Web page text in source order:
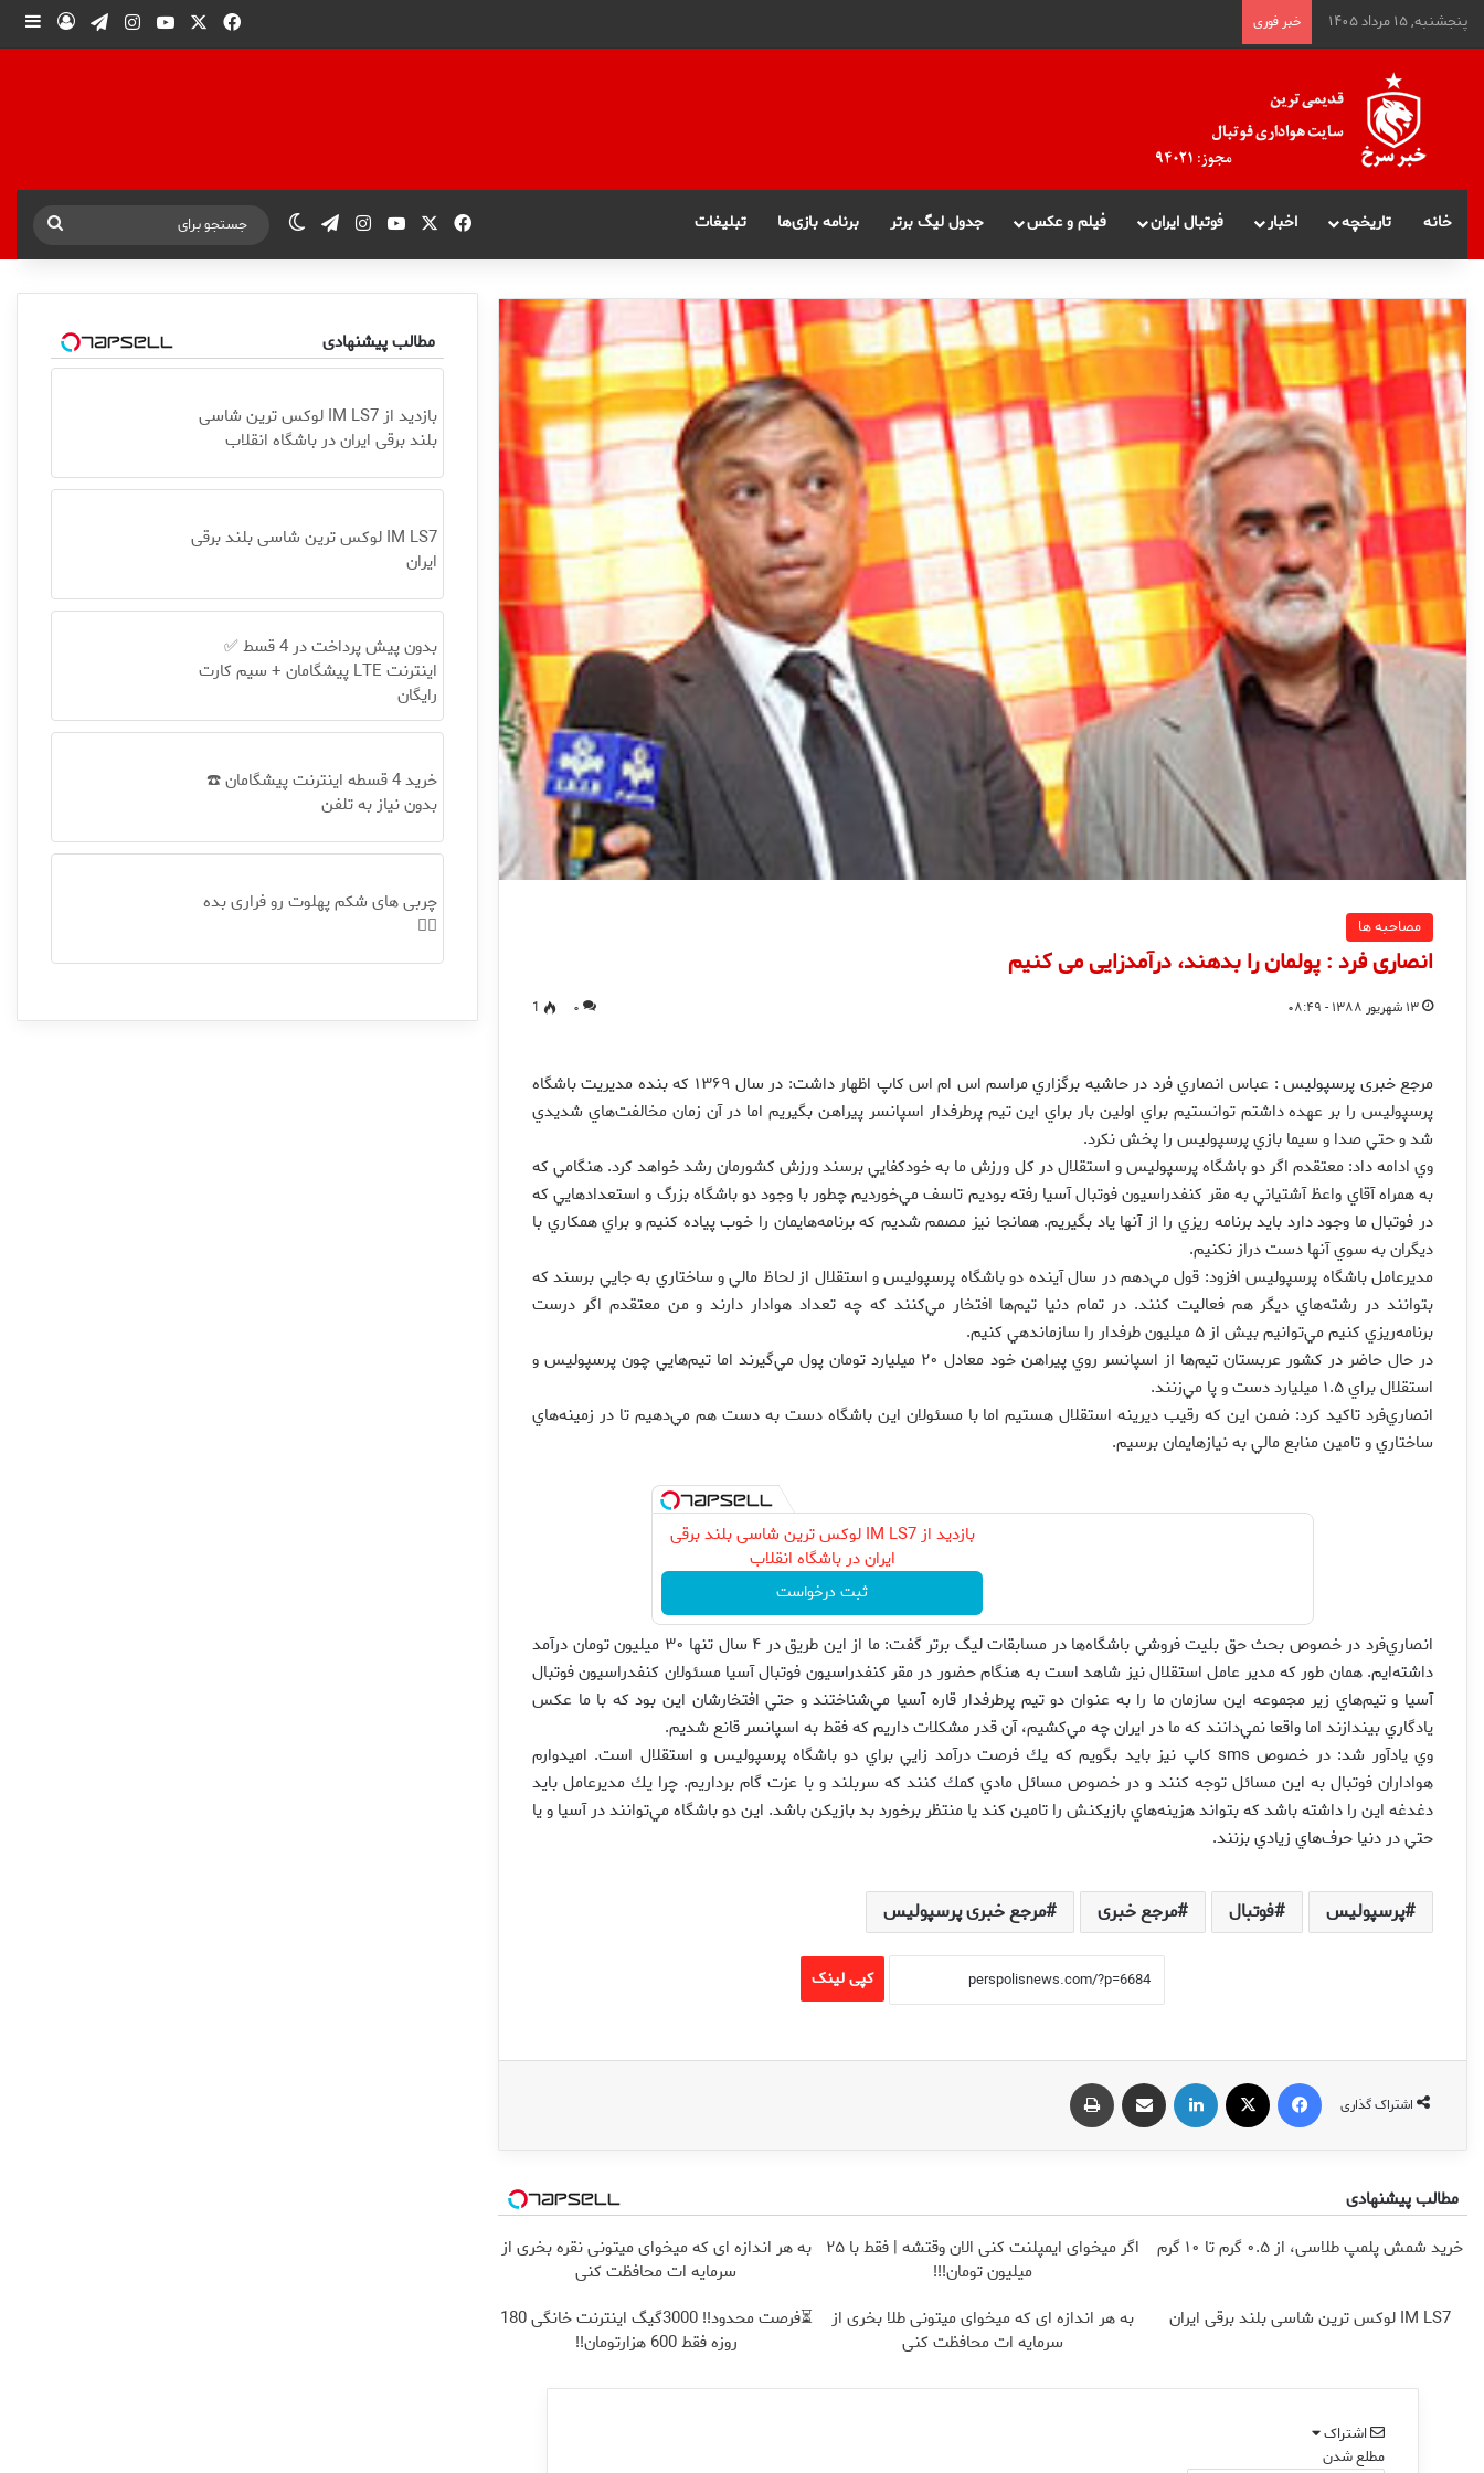
پنجشنبه, ۱۵ مرداد ۱۴۰۵ خبر فوری فیس بوکیوتیوباینستاگرام
تلگرامورود
خانه تاریخچه اخبار فوتبال ایران فیلم و عکس جدول لیگ برتر برنامه بازی‌ها تبلیغات فیس بوکیوتیوباینستاگرام
تلگرامتغییر پوسته
جستجو
برای
مصاحبه ها
انصاری فرد : پولمان را بدهند، درآمدزایی می کنیم
۱۳ شهریور ۱۳۸۸ - ۰۸:۴۹ ۰ 1
مرجع خبری پرسپولیس :
عباس انصاري فرد در حاشيه برگزاري مراسم اس ام اس كاپ اظهار داشت: در سال ۱۳۶۹ كه بنده مديريت باشگاه
پرسپوليس را بر عهده داشتم توانستيم براي اولين بار براي اين تيم پرطرفدار اسپانسر پيراهن بگيريم اما در آن زمان مخالفت‌هاي شديدي
شد و حتي صدا و سيما بازي پرسپوليس را پخش نكرد.
وي ادامه داد: معتقدم اگر دو باشگاه پرسپوليس و استقلال در كل ورزش ما به خودكفايي برسند ورزش كشورمان رشد خواهد كرد. هنگامي كه
به همراه آقاي واعظ آشتياني به مقر كنفدراسيون فوتبال آسيا رفته بوديم تاسف مي‌خورديم چطور با وجود دو باشگاه بزرگ و استعدادهايي كه
در فوتبال ما وجود دارد بايد برنامه ريزي را از آنها ياد بگيريم. همانجا نيز مصمم شديم كه برنامه‌هايمان را خوب پياده كنيم و براي همكاري با
ديگران به سوي آنها دست دراز نكنيم.
مديرعامل باشگاه پرسپوليس افزود: قول مي‌دهم در سال آينده دو باشگاه پرسپوليس و استقلال از لحاظ مالي و ساختاري به جايي برسند كه
بتوانند در رشته‌هاي ديگر هم فعاليت كنند. در تمام دنيا تيم‌ها افتخار مي‌كنند كه چه تعداد هوادار دارند و من معتقدم اگر درست
برنامه‌ريزي كنيم مي‌توانيم بيش از ۵ ميليون طرفدار را سازماندهي كنيم.
در حال حاضر در كشور عربستان تيم‌ها از اسپانسر روي پيراهن خود معادل ۲۰ ميليارد تومان پول مي‌گيرند اما تيم‌هايي چون پرسپوليس و
استقلال براي ۱.۵ ميليارد دست و پا مي‌زنند.
انصاري‌فرد تاكيد كرد: ضمن اين كه رقيب ديرينه استقلال هستيم اما با مسئولان اين باشگاه دست به دست هم مي‌دهيم تا در زمينه‌هاي
ساختاري و تامين منابع مالي به نيازهايمان برسيم.
بازدید از IM LS7 لوکس ترین شاسی بلند برقی
ایران در باشگاه انقلاب
ثبت درخواست
انصاري‌فرد در خصوص بحث حق بليت فروشي باشگاه‌ها در مسابقات ليگ برتر گفت: ما از اين طريق در ۴ سال تنها ۳۰ ميليون تومان درآمد
داشته‌ايم. همان طور كه مدير عامل استقلال نيز شاهد است به هنگام حضور در مقر كنفدراسيون فوتبال آسيا مسئولان كنفدراسيون فوتبال
آسيا و تيم‌هاي زير مجموعه اين سازمان ما را به عنوان دو تيم پرطرفدار قاره آسيا مي‌شناختند و حتي افتخارشان اين بود كه با ما عكس
يادگاري بيندازند اما واقعا نمي‌دانند كه ما در ايران چه مي‌كشيم، آن قدر مشكلات داريم كه فقط به اسپانسر قانع شديم.
وي يادآور شد: در خصوص sms كاپ نيز بايد بگويم كه يك فرصت درآمد زايي براي دو باشگاه پرسپوليس و استقلال است. اميدوارم
هواداران فوتبال به اين مسائل توجه كنند و در خصوص مسائل مادي كمك كنند كه سربلند و با عزت گام برداريم. چرا يك مديرعامل بايد
دغدغه اين را داشته باشد كه بتواند هزينه‌هاي بازيكنش را تامين كند يا منتظر برخورد بد بازيكن باشد. اين دو باشگاه مي‌توانند در آسيا و يا
حتي در دنيا حرف‌هاي زيادي بزنند.
پرسپولیس فوتبال مرجع خبری مرجع خبری پرسپولیس
کپی لینک
اشتراک گذاری
فیس بوک لینکدین اشتراک گذاری از طریق ایمیل
مطالب پیشنهادی
خرید شمش پلمپ طلاسی، از ۰.۵ گرم تا ۱۰ گرم
اگر میخوای ایمپلنت کنی الان وقتشه | فقط با ۲۵
میلیون تومان!!!
به هر اندازه ای که میخوای میتونی نقره بخری از
سرمایه ات محافظت کنی
IM LS7 لوکس ترین شاسی بلند برقی ایران
به هر اندازه ای که میخوای میتونی طلا بخری از
سرمایه ات محافظت کنی
⏳فرصت محدود!! 3000گیگ اینترنت خانگی 180
روزه فقط 600 هزارتومان!!
اشتراک
مطلع شدن
مطالب پیشنهادی
بازدید از IM LS7 لوکس ترین شاسی
بلند برقی ایران در باشگاه انقلاب
IM LS7 لوکس ترین شاسی بلند برقی
ایران
بدون پیش پرداخت در 4 قسط ✅
اینترنت LTE پیشگامان + سیم کارت
رایگان
خرید 4 قسطه اینترنت پیشگامان ☎️
بدون نیاز به تلفن
چربی های شکم پهلوت رو فراری بده
👌🏻